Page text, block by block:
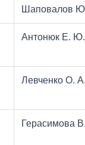
Шаповалов
Антонюк Е. Ю.
Левченко О.
Герасимова